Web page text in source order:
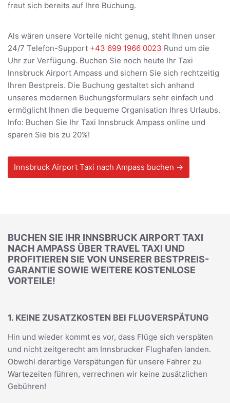
freut sich bereits auf Ihre Buchung.
Als wären unsere Vorteile nicht genug, steht Ihnen unser
24/7 Telefon-Support +43 699 1966 0023 Rund um die
Uhr zur Verfügung. Buchen Sie noch heute Ihr Taxi
Innsbruck Airport Ampass und sichern Sie sich rechtzeitig
Ihren Bestpreis. Die Buchung gestaltet sich anhand
unseres modernen Buchungsformulars sehr einfach und
ermöglicht Ihnen die bequeme Organisation Ihres Urlaubs.
Info: Buchen Sie Ihr Taxi Innsbruck Ampass online und
sparen Sie bis zu 20%!
Innsbruck Airport Taxi nach Ampass buchen →
BUCHEN SIE IHR INNSBRUCK AIRPORT TAXI
NACH AMPASS ÜBER TRAVEL TAXI UND
PROFITIEREN SIE VON UNSERER BESTPREIS-
GARANTIE SOWIE WEITERE KOSTENLOSE
VORTEILE!
1. KEINE ZUSATZKOSTEN BEI FLUGVERSPÄTUNG
Hin und wieder kommt es vor, dass Flüge sich verspäten
und nicht zeitgerecht am Innsbrucker Flughafen landen.
Obwohl derartige Verspätungen für unsere Fahrer zu
Wartezeiten führen, verrechnen wir keine zusätzlichen
Gebühren!